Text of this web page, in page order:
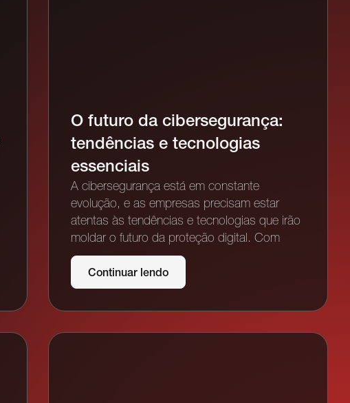
O futuro da cibersegurança:
tendências e tecnologias
essenciais
A cibersegurança está em constante
evolução, e as empresas precisam estar
atentas às tendências e tecnologias que irão
moldar o futuro da proteção digital. Com
Continuar lendo